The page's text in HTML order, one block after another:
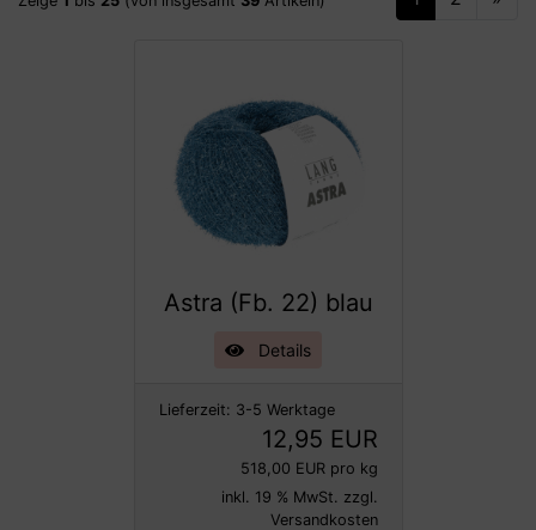
Astra (Fb. 22) blau
Details
Lieferzeit: 3-5 Werktage
12,95 EUR
518,00 EUR pro kg
inkl. 19 % MwSt. zzgl.
Versandkosten